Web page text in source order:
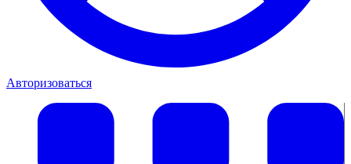
Авторизоваться